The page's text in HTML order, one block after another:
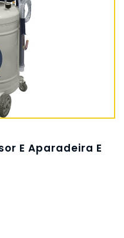
E Aparadeira E